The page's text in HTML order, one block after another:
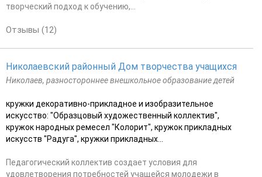
творческий подход к обучению,...
Отзывы (12)
Николаевский районный Дом творчества учащихся
Николаев, разностороннее внешкольное образование детей
кружки декоративно-прикладное и изобразительное
искусство: "Образцовый художественный коллектив",
кружок народных ремесел "Колорит", кружок прикладных
искусств "Радуга", кружки прикладных...
Педагогический коллектив создает условия для
удовлетворения потребностей учащейся молодежи в